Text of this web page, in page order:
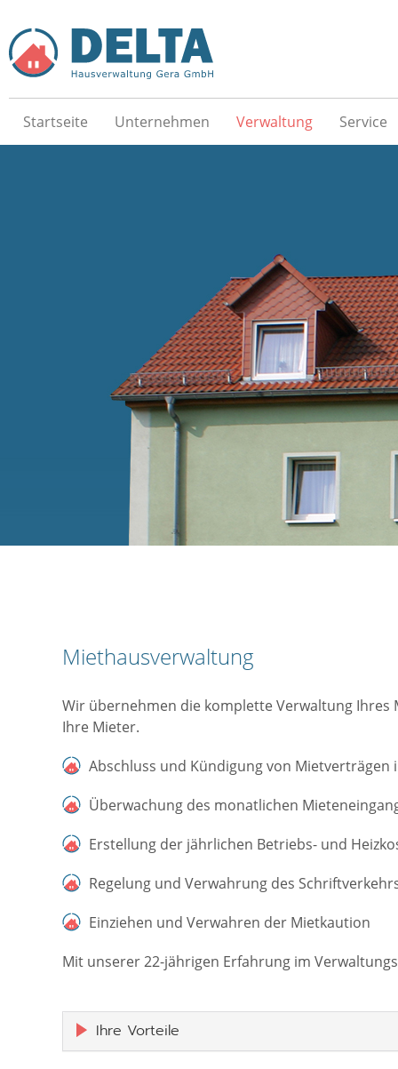
Startseite Unternehmen Verwaltung Service
Miethausverwaltung
Wir übernehmen die komplette Verwaltung
Ihre Mieter.
Abschluss und Kündigung von
Überwachung des monatlichen
Erstellung der jährlichen Betriebs- und
Regelung und Verwahrung des
Einziehen und Verwahren der Mietkaution
Mit unserer 22-jährigen Erfahrung im
Ihre Vorteile